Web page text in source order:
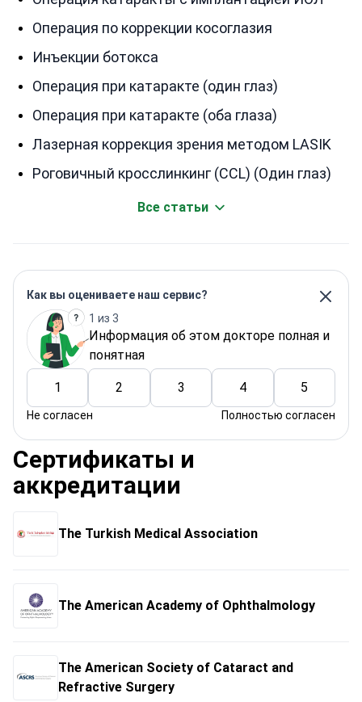
Операция по коррекции косоглазия
Инъекции ботокса
Операция при катаракте (один глаз)
Операция при катаракте (оба глаза)
Лазерная коррекция зрения методом LASIK
Роговичный кросслинкинг (CCL) (Один глаз)
Все статьи
Как вы оцениваете наш сервис?
1 из 3
Информация об этом докторе полная и
понятная
1 2 3 4 5
Не согласен Полностью согласен
Сертификаты и
аккредитации
The Turkish Medical Association
The American Academy of Ophthalmology
The American Society of Cataract and
Refractive Surgery